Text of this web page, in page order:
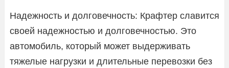
Надежность и долговечность: Крафтер славится
своей надежностью и долговечностью. Это
автомобиль, который может выдерживать
тяжелые нагрузки и длительные перевозки без